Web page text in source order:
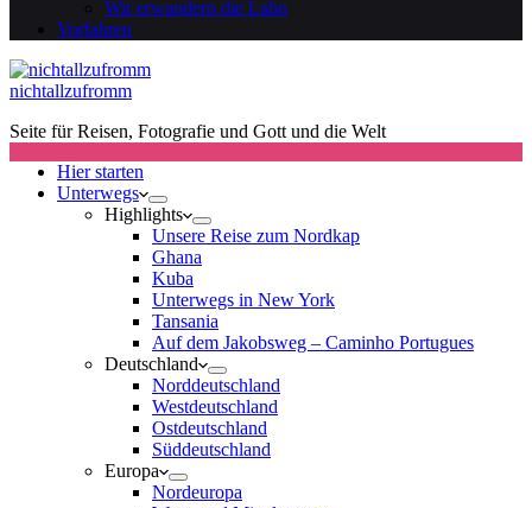
Wir erwandern die Lahn
Vorfahren
nichtallzufromm
Seite für Reisen, Fotografie und Gott und die Welt
Hier starten
Unterwegs
Highlights
Unsere Reise zum Nordkap
Ghana
Kuba
Unterwegs in New York
Tansania
Auf dem Jakobsweg – Caminho Portugues
Deutschland
Norddeutschland
Westdeutschland
Ostdeutschland
Süddeutschland
Europa
Nordeuropa